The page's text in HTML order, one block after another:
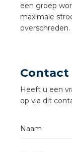
een groep
maximale
overschreden.
Contact
Heeft u een
op via dit
Naam